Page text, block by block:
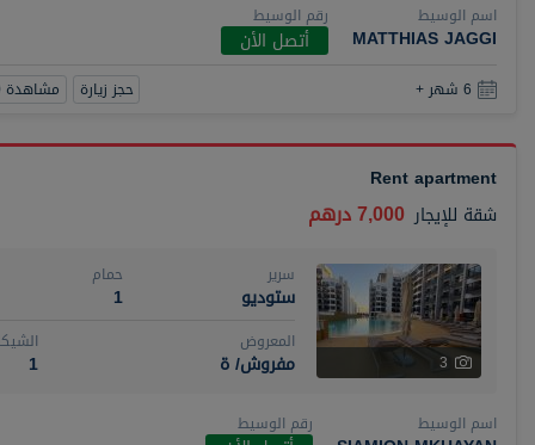
اسم الوسيط
MATTHIAS JAGGI
رقم الوسيط
أتصل الأن
6 شهر + حجز زيارة مشاهدة 360
Rent apartment
شقة للإيجار 7,000 درهم
3
سرير
ستوديو
حمام
1
المعروض
مفروش/ ة 1
اسم الوسيط رقم الوسيط